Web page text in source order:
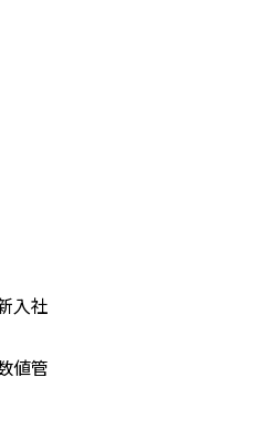
入社
値管